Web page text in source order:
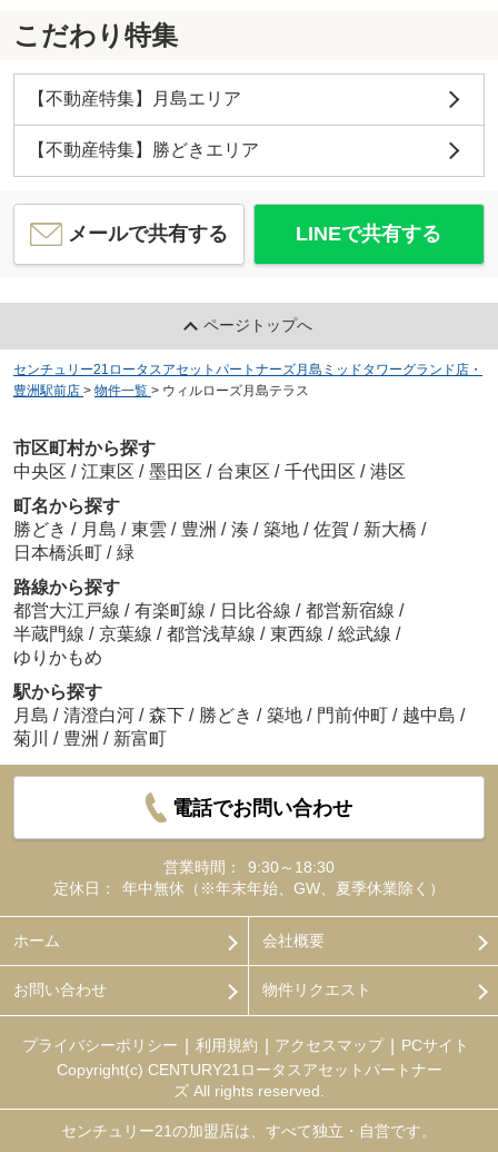
こだわり特集
【不動産特集】月島エリア
【不動産特集】勝どきエリア
メールで共有する LINEで共有する
ページトップへ
センチュリー21ロータスアセットパートナーズ月島ミッドタワーグランド店・
豊洲駅前店 > 物件一覧 > ウィルローズ月島テラス
市区町村から探す
中央区 / 江東区 / 墨田区 / 台東区 / 千代田区 / 港区
町名から探す
勝どき / 月島 / 東雲 / 豊洲 / 湊 / 築地 / 佐賀 / 新大橋 /
日本橋浜町 / 緑
路線から探す
都営大江戸線 / 有楽町線 / 日比谷線 / 都営新宿線 /
半蔵門線 / 京葉線 / 都営浅草線 / 東西線 / 総武線 /
ゆりかもめ
駅から探す
月島 / 清澄白河 / 森下 / 勝どき / 築地 / 門前仲町 / 越中島 /
菊川
/ 豊洲 / 新富町
電話でお問い合わせ
営業時間：
9:30～18:30
定休日：
年中無休（※年末年始、GW、夏季休業除く）
ホーム 会社概要
お問い合わせ 物件リクエスト
プライバシーポリシー 利用規約 アクセスマップ
PCサイト
Copyright(c) CENTURY21ロータスアセットパートナー
ズ All rights reserved.
センチュリー21の加盟店は、すべて独立・自営です。